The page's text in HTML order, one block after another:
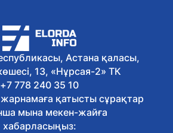
Астана қаласы,
13, «Нұрсая-2» ТК
+7 778 240 35 10
қатысты сұрақтар
мына мекен-жайға
хабарласыңыз: